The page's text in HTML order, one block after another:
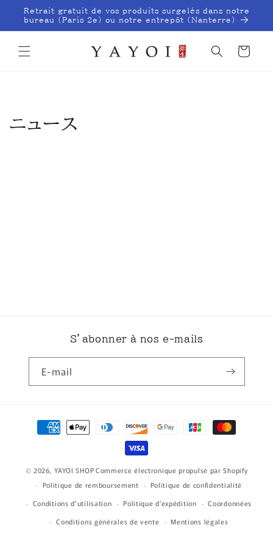
passer
au
contenu
Retrait gratuit de vos produits surgelés dans notre
bureau (Paris 2e) ou notre entrepôt (Nanterre)
Panier
ニュース
S’abonner à nos e-mails
E-mail
Moyens
© 2026,YAYOI SHOPCommerce électronique propulsé par Shopify
Politique de remboursement
Politique de confidentialité
Conditions d’utilisation
Politique d’expédition
Coordonnées
Conditions générales de vente
Mentions légales